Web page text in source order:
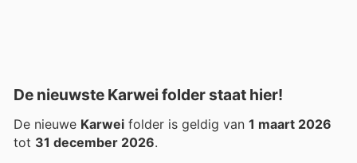
De nieuwste Karwei folder staat hier!
De nieuwe Karwei folder is geldig van 1 maart 2026
tot 31 december 2026.